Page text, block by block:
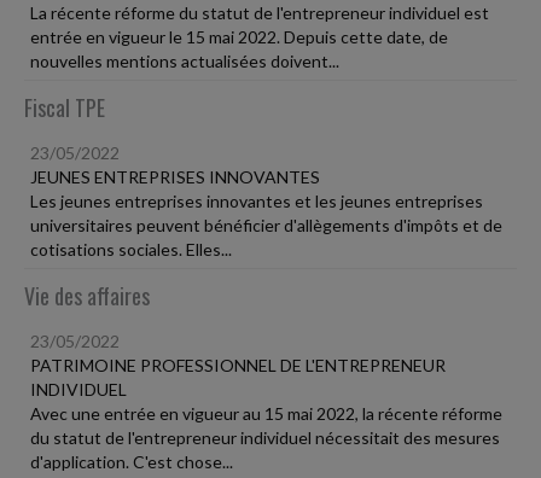
La récente réforme du statut de l'entrepreneur individuel est
entrée en vigueur le 15 mai 2022. Depuis cette date, de
nouvelles mentions actualisées doivent...
Fiscal TPE
23/05/2022
JEUNES ENTREPRISES INNOVANTES
Les jeunes entreprises innovantes et les jeunes entreprises
universitaires peuvent bénéficier d'allègements d'impôts et de
cotisations sociales. Elles...
Vie des affaires
23/05/2022
PATRIMOINE PROFESSIONNEL DE L'ENTREPRENEUR
INDIVIDUEL
Avec une entrée en vigueur au 15 mai 2022, la récente réforme
du statut de l'entrepreneur individuel nécessitait des mesures
d'application. C'est chose...